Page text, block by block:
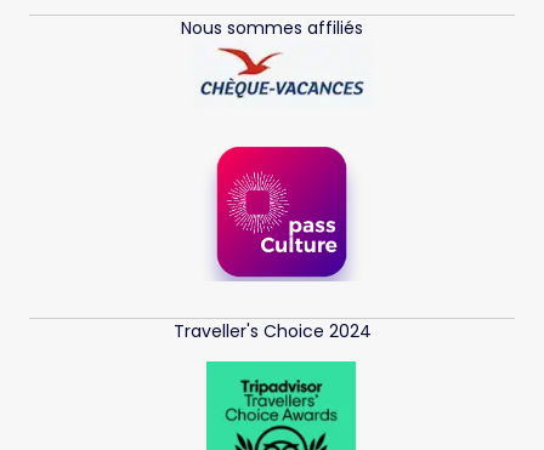
Nous sommes affiliés
Traveller's Choice 2024